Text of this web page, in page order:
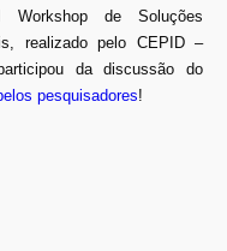
Workshop de Soluções
realizado pelo CEPID –
da discussão do
pesquisadores!